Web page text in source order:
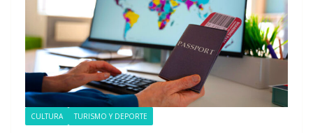
CULTURA TURISMO Y DEPORTE